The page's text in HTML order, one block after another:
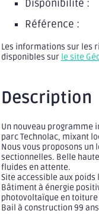
Disponibilité :
Référence :
Les informations sur les
disponibles sur le site
Description
Un nouveau programme
parc Technolac, mixant
Nous vous proposons un
sectionnelles. Belle
fluides en attente.
Site accessible aux poids
Bâtiment à énergie
photovoltaïque en
Bail à construction 99